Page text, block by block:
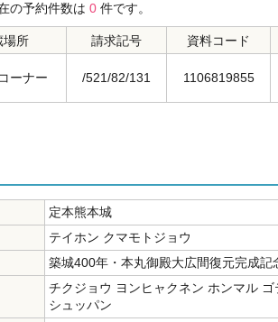
の予約件数は 0 件です。
場所 請求記号 資料コード
ーナー /521/82/131 1106819855
定本熊本城
テイホン クマモトジョウ
築城400年・本丸御殿大広間復元完成記
チクジョウ ヨンヒャクネン ホンマル
シュッパン